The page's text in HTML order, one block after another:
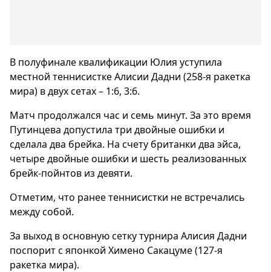
В полуфинале квалификации Юлия уступила
местной теннисистке Алисии Дадни (258-я ракетка
мира) в двух сетах – 1:6, 3:6.
Матч продолжался час и семь минут. За это время
Путинцева допустила три двойные ошибки и
сделала два брейка. На счету британки два эйса,
четыре двойные ошибки и шесть реализованных
брейк-пойнтов из девяти.
Отметим, что ранее теннисистки не встречались
между собой.
За выход в основную сетку турнира Алисия Дадни
поспорит с японкой Химено Сакацуме (127-я
ракетка мира).